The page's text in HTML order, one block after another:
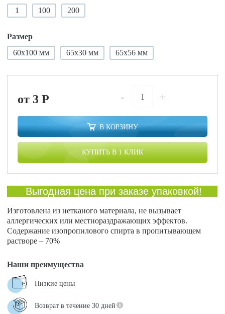
1
100 200
Размер
65х30 мм
65х56 мм
60х100 мм
от 3P - +
В КОРЗИНУ
КУПИТЬ В 1 КЛИК
Выгодная цена при заказе упаковкой!
Изготовлена из нетканого материала, не вызывает
аллергических или местнораздражающих эффектов.
Содержание изопропилового спирта в пропитывающем
растворе – 70%
Наши преимущества
Низкие цены
Возврат в течение 30 дней